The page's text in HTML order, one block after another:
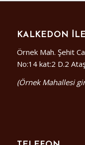
KALKEDON
Örnek Mah. Şehit
No:14 kat:2 D.2
(Örnek Mahallesi